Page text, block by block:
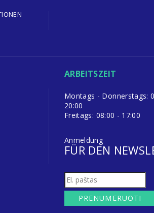
ARBEITSZEIT
Montags - Donnerstags:
20:00
Freitags: 08:00 - 17:00
Anmeldung
FÜR DEN
PRENUMERUOTI